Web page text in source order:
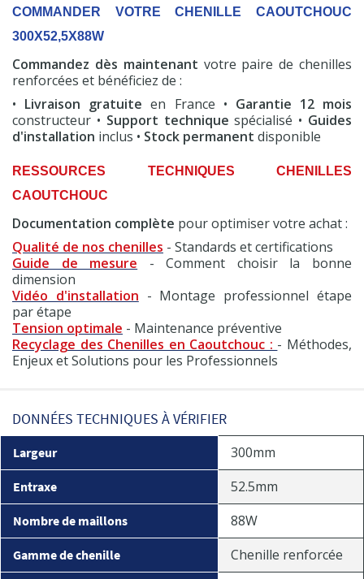
COMMANDER VOTRE CHENILLE CAOUTCHOUC
300X52,5X88W
Commandez dès maintenant votre paire de chenilles
renforcées et bénéficiez de :
• Livraison gratuite en France • Garantie 12 mois
constructeur • Support technique spécialisé • Guides
d'installation inclus • Stock permanent disponible
RESSOURCES TECHNIQUES CHENILLES
CAOUTCHOUC
Documentation complète pour optimiser votre achat :
Qualité de nos chenilles - Standards et certifications
Guide de mesure - Comment choisir la bonne
dimension
Vidéo d'installation - Montage professionnel étape
par étape
Tension optimale - Maintenance préventive
Recyclage des Chenilles en Caoutchouc : - Méthodes,
Enjeux et Solutions pour les Professionnels
DONNÉES TECHNIQUES À VÉRIFIER
Largeur 300mm
Entraxe 52.5mm
Nombre de maillons 88W
Gamme de chenille Chenille renforcée